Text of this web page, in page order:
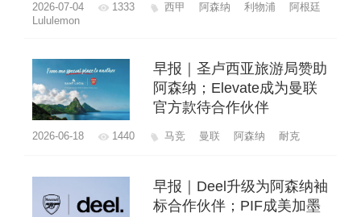
2026-07-04 1333 西甲 阿森纳 利物浦
阿根廷
Lululemon
早报｜圣卢西亚旅游局赞助
阿森纳；Elevate成为曼联
官方款待合作伙伴
2026-06-18 1440 马竞 曼联 阿森纳 耐克
早报｜Deel升级为阿森纳袖
标合作伙伴；PIF成美加墨